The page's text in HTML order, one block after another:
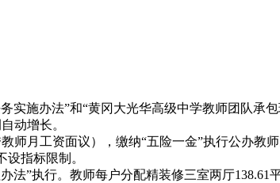
实施办法”和“黄冈大光华高级中学教师团队承
动增长。
师月工资面议），缴纳“五险一金”执行公办教师
指标限制。
法”执行。教师每户分配精装修三室两厅